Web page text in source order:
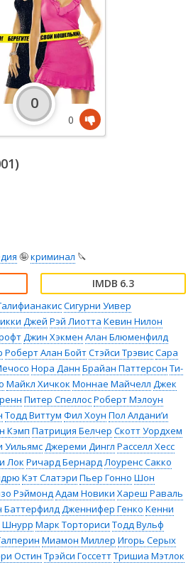
🤪криминал 🔪
6.3
Сигурни Уивер
Джей Рэй Лиотта Кевин Нилон
Джин Хэкмен Алан Блюменфилд
Роберт Алан БойтСтэйси ТрэвисСара
Нора Данн Брайан Паттерсон Ти-
Майкл Хичкок Моннае Майчелл Джек
Питер СпеллосРоберт Мэлоун
Тодд Виттум Фил Хоун Пол Алдани’и
Кэмп Патриция Белчер Скотт Уордхем
УильямсДжереми Дингл Расселл Хесс
Лок Ричард БернардЛоуренс Сакко
Кэт Слатэри Пьер Гонно Шон
РэймондАдам Новики Хареш Раваль
БаттерфилдДженнифер Генко Кенни
Марк Торториси Тодд Вульф
Миамон Миллер Игорь Серых
Остин Трэйси ГоссеттТришиа Мэтлок
0
0